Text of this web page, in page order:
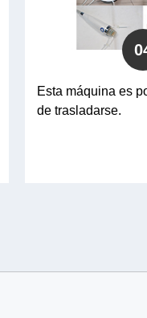
Esta máquina es
de trasladarse.